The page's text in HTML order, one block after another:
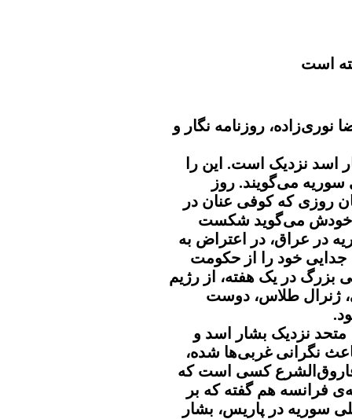
است
نوری‌زاده، روزنامه نگار و
اسد نزدیک است. این را
می‌گویند. روز
یازدهم ژوئیه ۲۰۱۲، همان روزی که کوفی عنان در
خودش می‌گوید شکست
در عراق، در اعتراض به
خود را از حکومت
بزرگ در یک هفته، از رژیم
ژنرال طلاس، دوست
نزدیک بشار اسد و
نگرانی غربی‌ها شده،
کسی است که
فرانسه هم گفته که بر
سوریه در پاریس، بشار